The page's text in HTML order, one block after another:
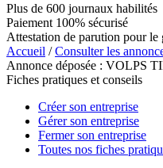
Plus de 600 journaux habilités
Paiement 100% sécurisé
Attestation de parution pour
Accueil /Consulter les
Annonce déposée : VOLPS
Fiches pratiques et conseils
Créer son entreprise
Gérer son entreprise
Fermer son entreprise
Toutes nos fiches